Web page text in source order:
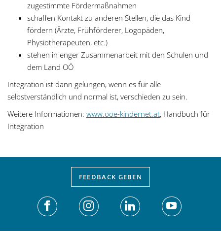
zugestimmte Fördermaßnahmen
schaffen Kontakt zu anderen Stellen, die das Kind
fördern (Ärzte, Frühförderer, Logopäden,
Physiotherapeuten, etc.)
stehen in enger Zusammenarbeit mit den Schulen und
dem Land OÖ
Integration ist dann gelungen, wenn es für alle
selbstverständlich und normal ist, verschieden zu sein.
Weitere Informationen: www.ooe-kindernet.at, Handbuch für
Integration
FEEDBACK GEBEN